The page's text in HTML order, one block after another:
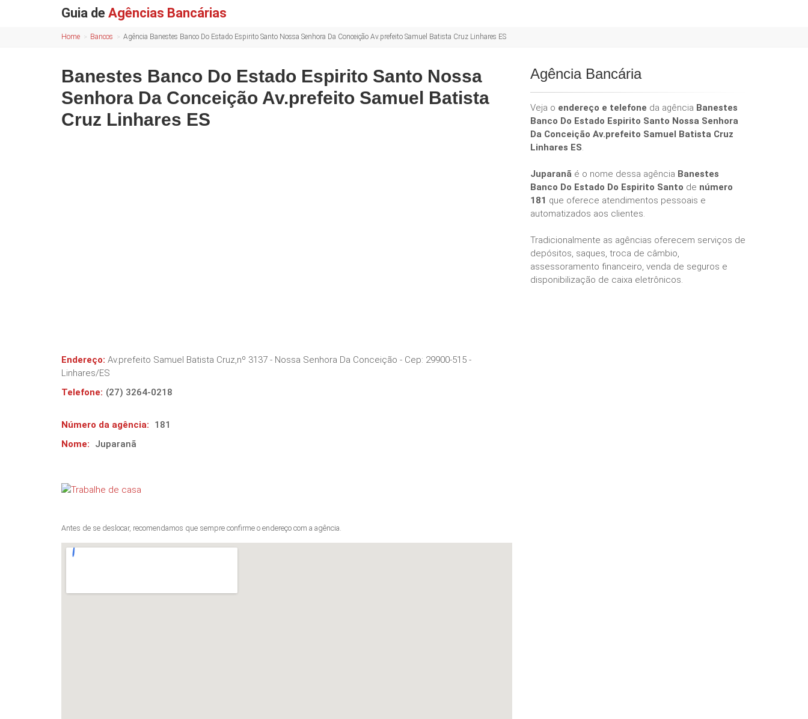
Guia de Agências Bancárias
Home Bancos Agência Banestes Banco Do Estado Espirito Santo Nossa Senhora Da Conceição Av.prefeito Samuel Batista Cruz Linhares ES
Banestes Banco Do Estado Espirito Santo Nossa
Senhora Da Conceição Av.prefeito Samuel Batista
Cruz Linhares ES
Endereço: Av.prefeito Samuel Batista Cruz,nº 3137 - Nossa Senhora Da Conceição - Cep: 29900-515 -
Linhares/ES
Telefone: (27) 3264-0218
Número da agência:
181
Nome:
Juparanã
Antes de se deslocar, recomendamos que sempre confirme o endereço com a agência.
Agência Bancária
Veja o endereço e telefone da agência Banestes
Banco Do Estado Espirito Santo Nossa Senhora
Da Conceição Av.prefeito Samuel Batista Cruz
Linhares ES.
Juparanã é o nome dessa agência Banestes
Banco Do Estado Do Espirito Santo de número
181 que oferece atendimentos pessoais e
automatizados aos clientes.
Tradicionalmente as agências oferecem serviços de
depósitos, saques, troca de câmbio,
assessoramento financeiro, venda de seguros e
disponibilização de caixa eletrônicos.